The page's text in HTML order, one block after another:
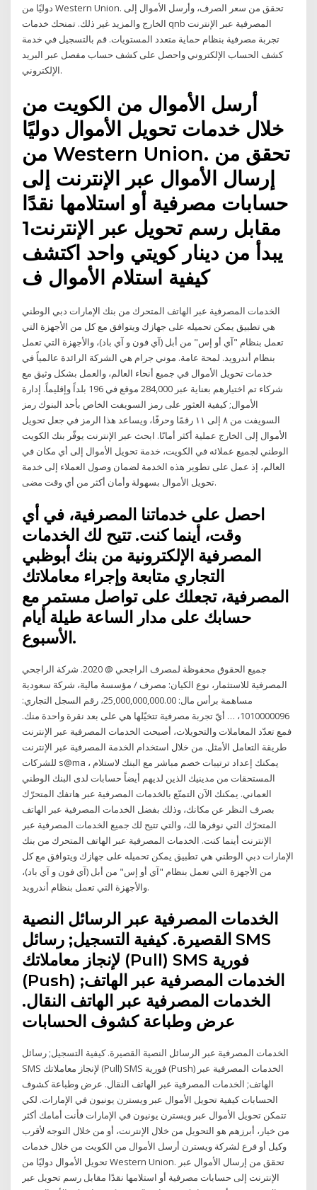
دوليًا من Western Union. تحقق من سعر الصرف، وأرسل الأموال إلى
الخارج والمزيد غير ذلك. تمنحك خدمات qnb المصرفية عبر الإنترنت
تجربة مصرفية بنظام حماية متعدد المستويات. قم بالتسجيل في خدمة
كشف الحساب الإلكتروني واحصل على كشف حساب مفصل عبر البريد
الإلكتروني.
أرسل الأموال من الكويت من
خلال خدمات تحويل الأموال دوليًا
من Western Union. تحقق من
إرسال الأموال عبر الإنترنت إلى
حسابات مصرفية أو استلامها نقدًا
مقابل رسم تحويل عبر الإنترنت1
يبدأ من دينار كويتي واحد اكتشف
كيفية استلام الأموال ف
الخدمات المصرفية عبر الهاتف المتحرك من بنك الإمارات دبي الوطني
هي تطبيق يمكن تحميله على جهازك ويتوافق مع كل من الأجهزة التي
تعمل بنظام "آي أو إس" من أبل (آي فون و آي باد)، والأجهزة التي تعمل
بنظام أندرويد. لمحة عامة. موني جرام هي الشركة الرائدة عالمياً في
خدمات تحويل الأموال في جميع أنحاء العالم، والعمل بشكل وثيق مع
شركاء تم اختيارهم بعناية عبر 284,000 موقع في 196 بلداً وإقليماً. إدارة
الأموال; كيفية العثور على رمز السويفت الخاص بأحد البنوك رمز
السويفت من ٨ إلى ١١ رقمًا وحرفًا، ويساعد هذا الرمز في جعل تحويل
الأموال إلى الخارج عملية أكثر أمانًا. ابحث عبر الإنترنت يوفّر بنك الكويت
الوطني لجميع عملائه في الكويت، خدمة تحويل الأموال إلى أي مكان في
العالم، إذ عمل على تطوير هذه الخدمة لضمان وصول العملاء إلى خدمة
تحويل الأموال بسهولة وأمان أكثر من أي وقت مضى.
احصل على خدماتنا المصرفية، في أي
وقت، أينما كنت. تتيح لك الخدمات
المصرفية الإلكترونية من بنك أبوظبي
التجاري متابعة وإجراء معاملاتك
المصرفية، تجعلك على تواصل مستمر مع
حسابك على مدار الساعة طيلة أيام
الأسبوع.
جميع الحقوق محفوظة لمصرف الراجحي @ 2020. شركة الراجحي
المصرفية للاستثمار، نوع الكيان: مصرف / مؤسسة مالية، شركة سعودية
مساهمة برأس مال: 25,000,000,000.00، رقم السجل التجاري:
1010000096، … أيّ تجربة مصرفية تتخيّلها هي على بعد نقرة واحدة منك.
فمع تعدّد المعاملات والتحويلات، أصبحت الخدمات المصرفية عبر الإنترنت
طريقة التعامل الأمثل. من خلال استخدام الخدمة المصرفية عبر الإنترنت
للشركات s@ma ، يمكنك إعداد ترتيبات خصم مباشر مع البنك لاستلام
المستحقات من مدينيك الذين لديهم أيضاً حسابات لدى البنك الوطني
العماني. يمكنك الآن التمتّع بالخدمات المصرفية عبر هاتفك المتحرّك
بصرف النظر عن مكانك، وذلك بفضل الخدمات المصرفية عبر الهاتف
المتحرّك التي نوفرها لك، والتي تتيح لك جميع الخدمات المصرفية عبر
الإنترنت أينما كنت. الخدمات المصرفية عبر الهاتف المتحرك من بنك
الإمارات دبي الوطني هي تطبيق يمكن تحميله على جهازك ويتوافق مع كل
من الأجهزة التي تعمل بنظام "آي أو إس" من أبل (آي فون و آي باد)،
والأجهزة التي تعمل بنظام أندرويد.
الخدمات المصرفية عبر الرسائل النصية
القصيرة. كيفية التسجيل; رسائل SMS
لإنجاز معاملاتك (Pull) SMS فورية
(Push) الخدمات المصرفية عبر الهاتف;
الخدمات المصرفية عبر الهاتف النقال.
عرض وطباعة كشوف الحسابات
الخدمات المصرفية عبر الرسائل النصية القصيرة. كيفية التسجيل; رسائل
SMS لإنجاز معاملاتك (Pull) SMS فورية (Push) الخدمات المصرفية عبر
الهاتف; الخدمات المصرفية عبر الهاتف النقال. عرض وطباعة كشوف
الحسابات كيفية تحويل الأموال عبر ويسترن يونيون في الإمارات. لكي
تتمكن تحويل الأموال عبر ويسترن يونيون في الإمارات فأنت أمامك أكثر
من خيار، أبرزهم هو التحويل من خلال الإنترنت، أو من خلال التوجه لأقرب
وكيل أو فرع لشركة ويسترن أرسل الأموال من الكويت من خلال خدمات
تحويل الأموال دوليًا من Western Union. تحقق من إرسال الأموال عبر
الإنترنت إلى حسابات مصرفية أو استلامها نقدًا مقابل رسم تحويل عبر